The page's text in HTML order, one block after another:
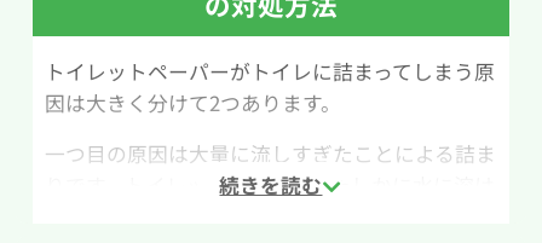
作業中は必ず換気をしながら行いましょう。
作業手順は次の通りです。まず、便器内の水位が
高い場合は、バケツなどで水を汲み出して普段の
かけ、その上からクエン酸を入れます。続いて
50℃ほどのお湯をゆっくり注ぐと、重曹とクエン
トイレットペーパーがトイレに詰まってしまう原
因は大きく分けて2つあります。
一つ目の原因は大量に流しすぎたことによる詰ま
りです。トイレットペーパーはたしかに水に溶け